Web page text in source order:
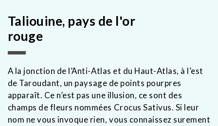
Taliouine, pays de l'or
rouge
A la jonction de l’Anti-Atlas et du Haut-Atlas, à l’est
de Taroudant, un paysage de points pourpres
apparaît. Ce n’est pas une illusion, ce sont des
champs de fleurs nommées Crocus Sativus. Si leur
nom ne vous invoque rien, vous connaissez surement